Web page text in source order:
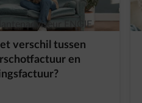
ENGIE
verschil tussen
en